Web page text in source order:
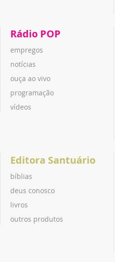
Rádio POP
empregos
notícias
ouça ao vivo
programação
vídeos
Editora Santuário
bíblias
deus conosco
livros
outros produtos